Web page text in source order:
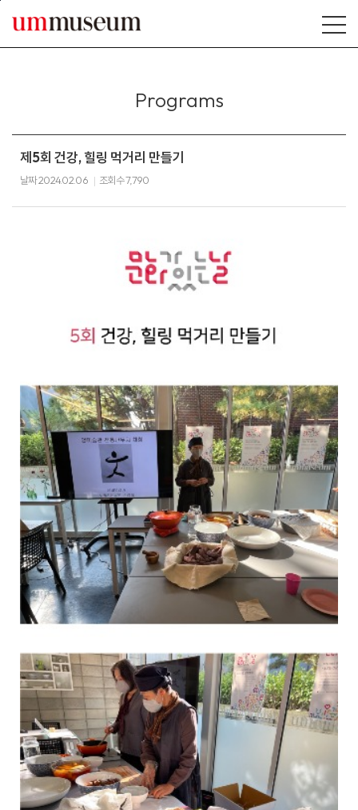
Programs
제5회 건강, 힐링 먹거리 만들기
날짜2024.02.06 조회수7,790